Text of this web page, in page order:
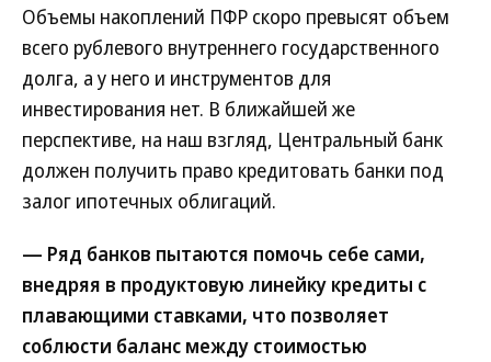
Объемы накоплений ПФР скоро превысят объем
всего рублевого внутреннего государственного
долга, а у него и инструментов для
инвестирования нет. В ближайшей же
перспективе, на наш взгляд, Центральный банк
должен получить право кредитовать банки под
залог ипотечных облигаций.
— Ряд банков пытаются помочь себе сами,
внедряя в продуктовую линейку кредиты с
плавающими ставками, что позволяет
соблюсти баланс между стоимостью